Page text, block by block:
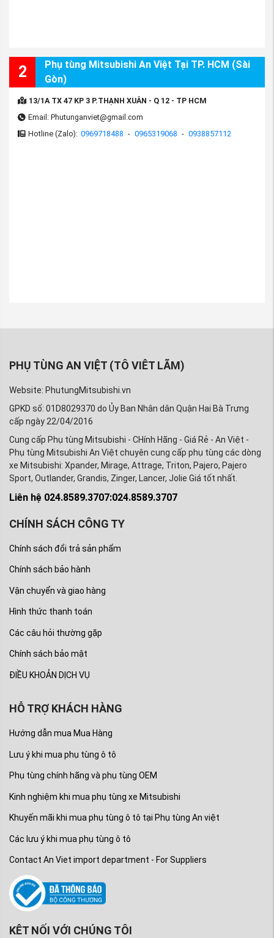
2
Phụ tùng Mitsubishi An Việt Tại TP. HCM (Sài
Gòn)
13/1A TX 47 KP 3 P.THẠNH XUÂN - Q 12 - TP HCM
Email: Phutunganviet@gmail.com
Hotline (Zalo): 0969718488 - 0965319068 - 0938857112
PHỤ TÙNG AN VIỆT (TÔ VIÊT LÃM)
Website: PhutungMitsubishi.vn
GPKD số: 01D8029370 do Ủy Ban Nhân dân Quận Hai Bà Trưng
cấp ngày 22/04/2016
Cung cấp Phụ tùng Mitsubishi - CHính Hãng - Giá Rẻ - An Việt -
Phụ tùng Mitsubishi An Việt chuyên cung cấp phụ tùng các dòng
xe Mitsubishi: Xpander, Mirage, Attrage, Triton, Pajero, Pajero
Sport, Outlander, Grandis, Zinger, Lancer, Jolie Giá tốt nhất.
Liên hệ 024.8589.3707:024.8589.3707
CHÍNH SÁCH CÔNG TY
Chính sách đổi trả sản phẩm
Chính sách bảo hành
Vận chuyển và giao hàng
Hình thức thanh toán
Các câu hỏi thường gặp
Chính sách bảo mật
ĐIỀU KHOẢN DỊCH VỤ
HỖ TRỢ KHÁCH HÀNG
Hướng dẫn mua Mua Hàng
Lưu ý khi mua phụ tùng ô tô
Phụ tùng chính hãng và phụ tùng OEM
Kinh nghiệm khi mua phụ tùng xe Mitsubishi
Khuyến mãi khi mua phụ tùng ô tô tại Phụ tùng An việt
Các lưu ý khi mua phụ tùng ô tô
Contact An Viet import department - For Suppliers
KÊT NỐI VỚI CHÚNG TÔI